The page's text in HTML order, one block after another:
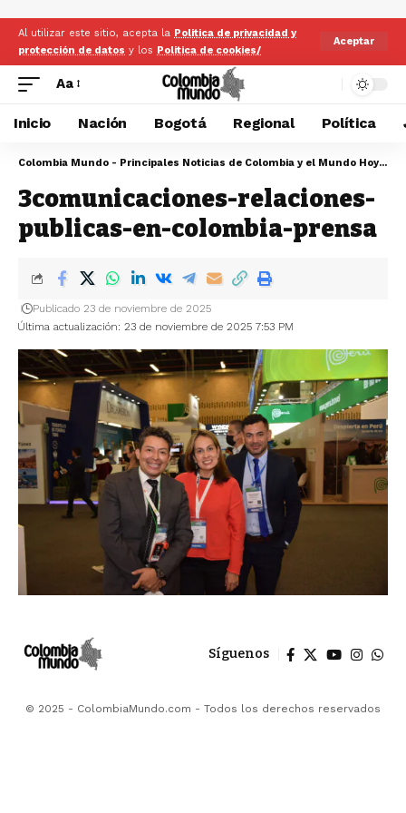
Al utilizar este sitio, acepta la Politica de privacidad y
protección de datos y los Politica de cookies/
Aceptar
Aa
Inicio Nación Bogotá Regional Política
Colombia Mundo - Principales Noticias de Colombia y el Mundo Hoy
>
3comunicaciones-relaciones-
publicas-en-colombia-prensa
Última actualización: 23 de noviembre de 2025 7:53 PM
Publicado 23 de noviembre de 2025
Síguenos
© 2025 - ColombiaMundo.com - Todos los derechos reservados